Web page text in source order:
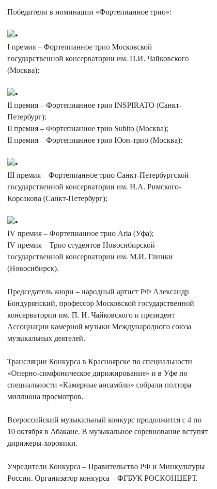
Победители в номинации «Фортепианное трио»:
I премия – Фортепианное трио Московской
государственной консерватории им. П.И. Чайковского
(Москва);
II премия – Фортепианное трио INSPIRATO (Санкт-
Петербург);
II премия – Фортепианное трио Subito (Москва);
II премия – Фортепианное трио Юон-трио (Москва);
III премия – Фортепианное трио Санкт-Петербургской
государственной консерватории им. Н.А. Римского-
Корсакова (Санкт-Петербург);
IV премия – Фортепианное трио Aria (Уфа);
IV премия – Трио студентов Новосибирской
государственной консерватории им. М.И. Глинки
(Новосибирск).
Председатель жюри – народный артист РФ Александр
Бондурянский, профессор Московской государственной
консерватории им. П. И. Чайковского и президент
Ассоциации камерной музыки Международного союза
музыкальных деятелей.
Трансляции Конкурса в Красноярске по специальности
«Оперно-симфоническое дирижирование» и в Уфе по
специальности «Камерные ансамбли» собрали полтора
миллиона просмотров.
Всероссийский музыкальный конкурс продолжится с 4 по
10 октября в Абакане. В музыкальное соревнование вступят
дирижеры-хоровики.
Учредители Конкурса – Правительство РФ и Минкультуры
России. Организатор конкурса – ФГБУК РОСКОНЦЕРТ.